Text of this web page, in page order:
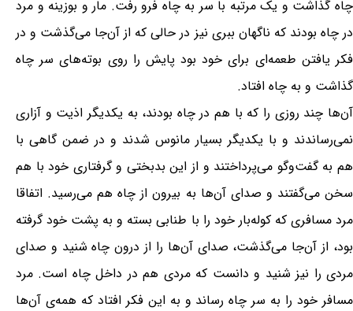
چاه گذاشت و یک مرتبه با سر به چاه فرو رفت. مار و بوزینه و مرد
در چاه بودند که ناگهان ببری نیز در حالی که از آن‌جا می‌گذشت و در
فکر یافتن طعمه‌ای برای خود بود پایش را روی بوته‌های سر چاه
گذاشت و به چاه افتاد.
آن‌ها چند روزی را که با هم در چاه بودند، به یکدیگر اذیت و آزاری
نمی‌رساندند و با یکدیگر بسیار مانوس شدند و در ضمن گاهی با
هم به گفت‌وگو می‌پرداختند و از این بدبختی و گرفتاری خود با هم
سخن می‌گفتند و صدای آن‌ها به بیرون از چاه هم می‌رسید. اتفاقا
مرد مسافری که کوله‌بار خود را با طنابی بسته و به پشت خود گرفته
بود، از آن‌جا می‌گذشت، صدای آن‌ها را از درون چاه شنید و صدای
مردی را نیز شنید و دانست که مردی هم در داخل چاه است. مرد
مسافر خود را به سر چاه رساند و به این فکر افتاد که همه‌ی آن‌ها